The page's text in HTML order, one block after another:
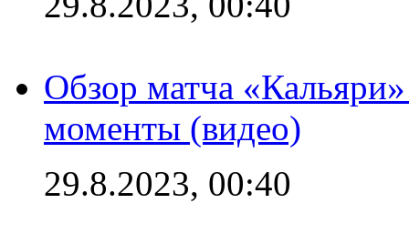
Обзор матча
моменты (видео)
29.8.2023, 00:40